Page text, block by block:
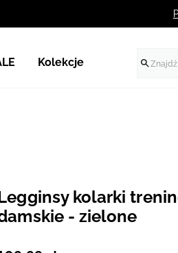
Kolekcje
kolarki
- zielone